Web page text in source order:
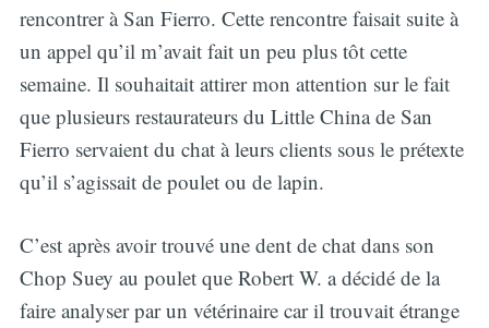
rencontrer à San Fierro. Cette rencontre faisait suite à
un appel qu’il m’avait fait un peu plus tôt cette
semaine. Il souhaitait attirer mon attention sur le fait
que plusieurs restaurateurs du Little China de San
Fierro servaient du chat à leurs clients sous le prétexte
qu’il s’agissait de poulet ou de lapin.
C’est après avoir trouvé une dent de chat dans son
Chop Suey au poulet que Robert W. a décidé de la
faire analyser par un vétérinaire car il trouvait étrange